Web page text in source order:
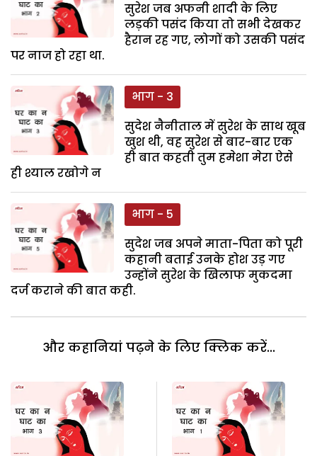
सुरेश जब अफनी शादी के लिए
लड़की पसंद किया तो सभी देखकर
हैरान रह गए, लोगों को उसकी पसंद
पर नाज हो रहा था.
भाग - 3
सुदेश नैनीताल में सुरेश के साथ खूब
खुश थी, वह सुरेश से बार-बार एक
ही बात कहती तुम हमेशा मेरा ऐसे
ही श्याल रखोगे न
भाग - 5
सुदेश जब अपने माता-पिता को पूरी
कहानी बताई उनके होश उड़ गए
उन्होंने सुरेश के खिलाफ मुकदमा
दर्ज कराने की बात कही.
और कहानियां पढ़ने के लिए क्लिक करें...